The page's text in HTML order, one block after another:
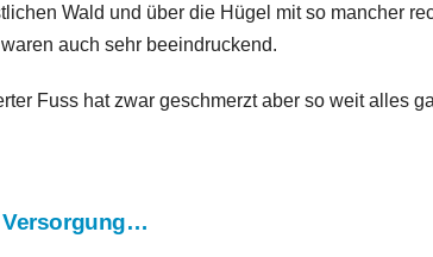
Wald und über die Hügel mit so mancher
auch sehr beeindruckend.
Fuss hat zwar geschmerzt aber so weit alles
Versorgung…